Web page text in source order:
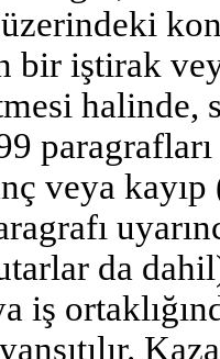
üzerindeki
bir iştirak
halinde,
veya
da
iş